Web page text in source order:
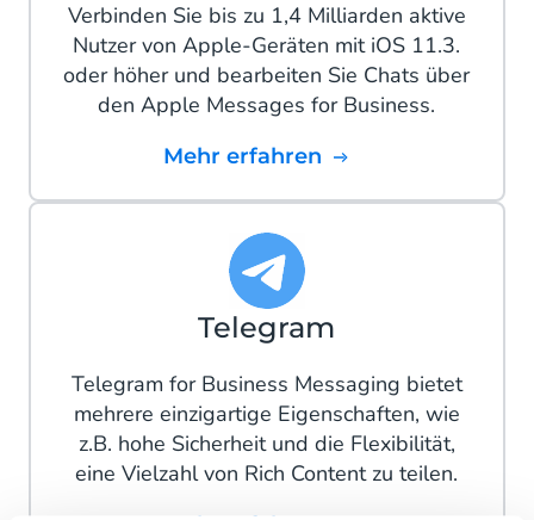
Verbinden Sie bis zu 1,4 Milliarden aktive
Nutzer von Apple-Geräten mit iOS 11.3.
oder höher und bearbeiten Sie Chats über
den Apple Messages for Business.
mehr erfahren
Telegram
Telegram for Business Messaging bietet
mehrere einzigartige Eigenschaften, wie
z.B. hohe Sicherheit und die Flexibilität,
eine Vielzahl von Rich Content zu teilen.